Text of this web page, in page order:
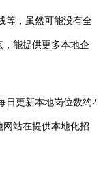
等，虽然可能没有全
，能提供更多本地企
日更新本地岗位数约2
站在提供本地化招